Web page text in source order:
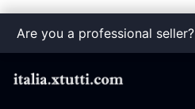
Are you a professional seller?